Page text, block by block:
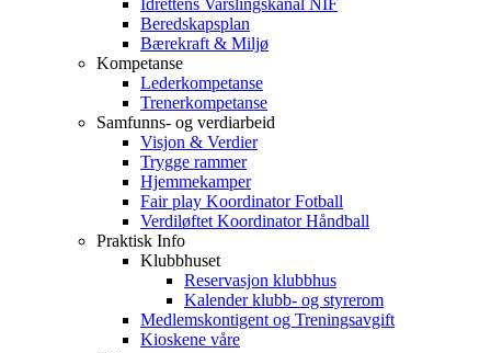
Beredskapsplan
Bærekraft & Miljø
Kompetanse
Lederkompetanse
Trenerkompetanse
Samfunns- og verdiarbeid
Visjon & Verdier
Trygge rammer
Hjemmekamper
Fair play Koordinator Fotball
Verdiløftet Koordinator Håndball
Praktisk Info
Klubbhuset
Reservasjon klubbhus
Kalender klubb- og styrerom
Medlemskontigent og Treningsavgift
Kioskene våre